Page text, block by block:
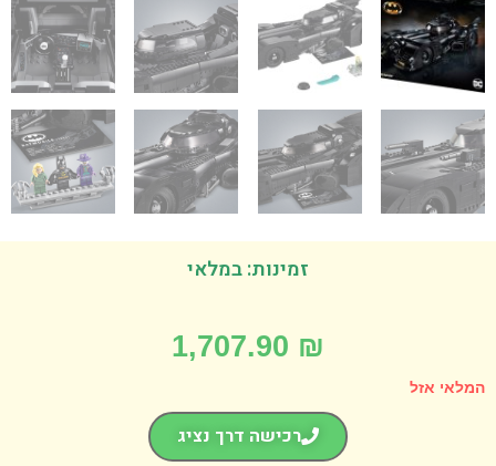
זמינות: במלאי
1,707.90
אזל
רכישה דרך נציג